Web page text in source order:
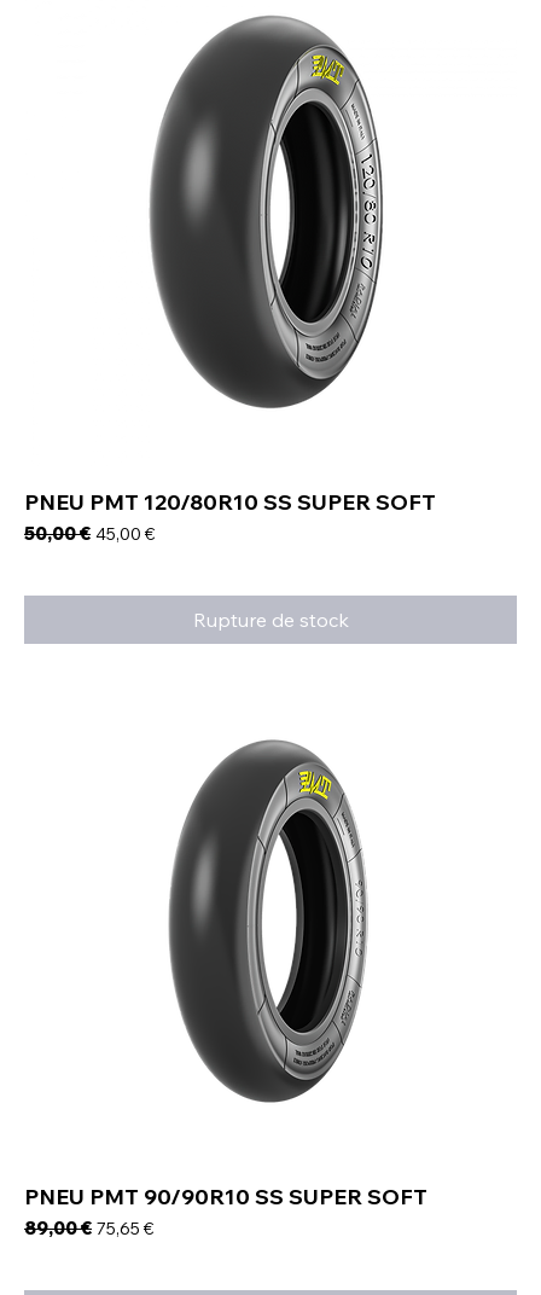
PNEU PMT 120/80R10 SS SUPER SOFT
Prix original
50,00 € Prix promotionnel
45,00 €
Rupture de stock
PNEU PMT 90/90R10 SS SUPER SOFT
Prix original
89,00 € Prix promotionnel
75,65 €